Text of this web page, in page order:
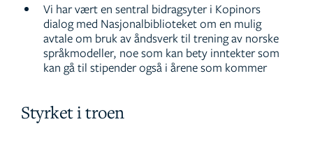
Vi har vært en sentral bidragsyter i Kopinors
dialog med Nasjonalbiblioteket om en mulig
avtale om bruk av åndsverk til trening av norske
språkmodeller, noe som kan bety inntekter som
kan gå til stipender også i årene som kommer
Styrket i troen